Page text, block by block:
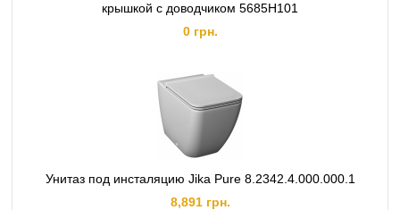
крышкой с доводчиком 5685H101
0 грн.
Унитаз под инсталяцию Jika Pure 8.2342.4.000.000.1
8,891 грн.